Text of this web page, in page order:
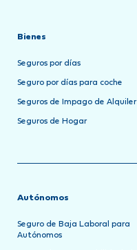
Bienes
Seguros por días
Seguro por días para coche
Seguros de Impago de Alquiler
Seguros de Hogar
Autónomos
Seguro de Baja Laboral para
Autónomos